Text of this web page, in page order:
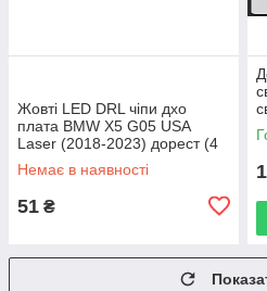
Жовті LED DRL чіпи дхо
плата BMW X5 G05 USA
Laser (2018-2023) дорест (4
шт.)
Немає в наявності
51 ₴